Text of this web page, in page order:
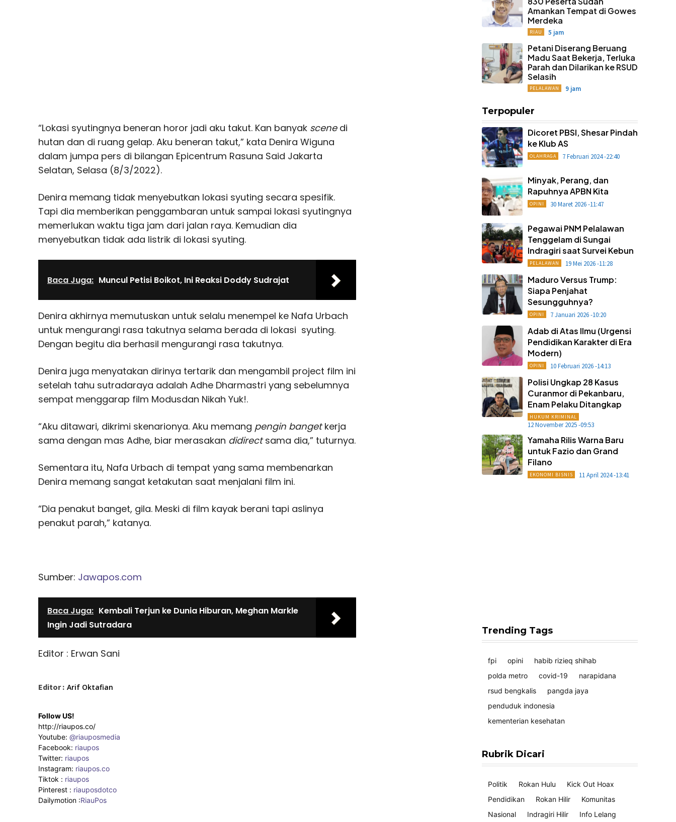
“Lokasi syutingnya beneran horor jadi aku takut. Kan banyak scenedi
hutan dan di ruang gelap. Aku beneran takut,” kata Denira Wiguna
dalam jumpa pers di bilangan Epicentrum Rasuna Said Jakarta
Selatan, Selasa (8/3/2022).
Denira memang tidak menyebutkan lokasi syuting secara spesifik.
Tapi dia memberikan penggambaran untuk sampai lokasi syutingnya
memerlukan waktu tiga jam dari jalan raya. Kemudian dia
menyebutkan tidak ada listrik di lokasi syuting.
Baca Juga: Muncul Petisi Boikot, Ini Reaksi Doddy Sudrajat
Denira akhirnya memutuskan untuk selalu menempel ke Nafa Urbach
untuk mengurangi rasa takutnya selama berada di lokasi syuting.
Dengan begitu dia berhasil mengurangi rasa takutnya.
Denira juga menyatakan dirinya tertarik dan mengambil project film ini
setelah tahu sutradaraya adalah Adhe Dharmastri yang sebelumnya
sempat menggarap film Modusdan Nikah Yuk!.
“Aku ditawari, dikrimi skenarionya. Aku memang pengin bangetkerja
sama dengan mas Adhe, biar merasakan didirectsama dia,” tuturnya.
Sementara itu, Nafa Urbach di tempat yang sama membenarkan
Denira memang sangat ketakutan saat menjalani film ini.
“Dia penakut banget, gila. Meski di film kayak berani tapi aslinya
penakut parah,” katanya.
Sumber: Jawapos.com
Baca Juga: Kembali Terjun ke Dunia Hiburan, Meghan Markle
Ingin Jadi Sutradara
Editor : Erwan Sani
Editor : Arif Oktafian
Follow US!
http://riaupos.co/
Youtube: @riauposmedia
Facebook: riaupos
Twitter: riaupos
Instagram: riaupos.co
Tiktok : riaupos
Pinterest : riauposdotco
Dailymotion :RiauPos
Amankan Tempat di Gowes
Merdeka
RIAU 5 jam
Petani Diserang Beruang
Madu Saat Bekerja, Terluka
Parah dan Dilarikan ke RSUD
Selasih
PELALAWAN 9 jam
Terpopuler
Dicoret PBSI, Shesar Pindah
ke Klub AS
OLAHRAGA 7 Februari 2024 -22:40
Minyak, Perang, dan
Rapuhnya APBN Kita
OPINI 30 Maret 2026 -11:47
Pegawai PNM Pelalawan
Tenggelam di Sungai
Indragiri saat Survei Kebun
PELALAWAN 19 Mei 2026 -11:28
Maduro Versus Trump:
Siapa Penjahat
Sesungguhnya?
OPINI 7 Januari 2026 -10:20
Adab di Atas Ilmu (Urgensi
Pendidikan Karakter di Era
Modern)
OPINI 10 Februari 2026 -14:13
Polisi Ungkap 28 Kasus
Curanmor di Pekanbaru,
Enam Pelaku Ditangkap
HUKUM KRIMINAL
12 November 2025 -09:53
Yamaha Rilis Warna Baru
untuk Fazio dan Grand
Filano
EKONOMI BISNIS 11 April 2024 -13:41
Trending Tags
fpi opini
habib rizieq shihab
polda metro
covid-19
narapidana
rsud bengkalis
pangda jaya
penduduk indonesia
kementerian kesehatan
Rubrik Dicari
Politik Rokan Hulu
Kick Out Hoax
Pendidikan
Rokan Hilir
Komunitas
Nasional
Indragiri Hilir Info Lelang